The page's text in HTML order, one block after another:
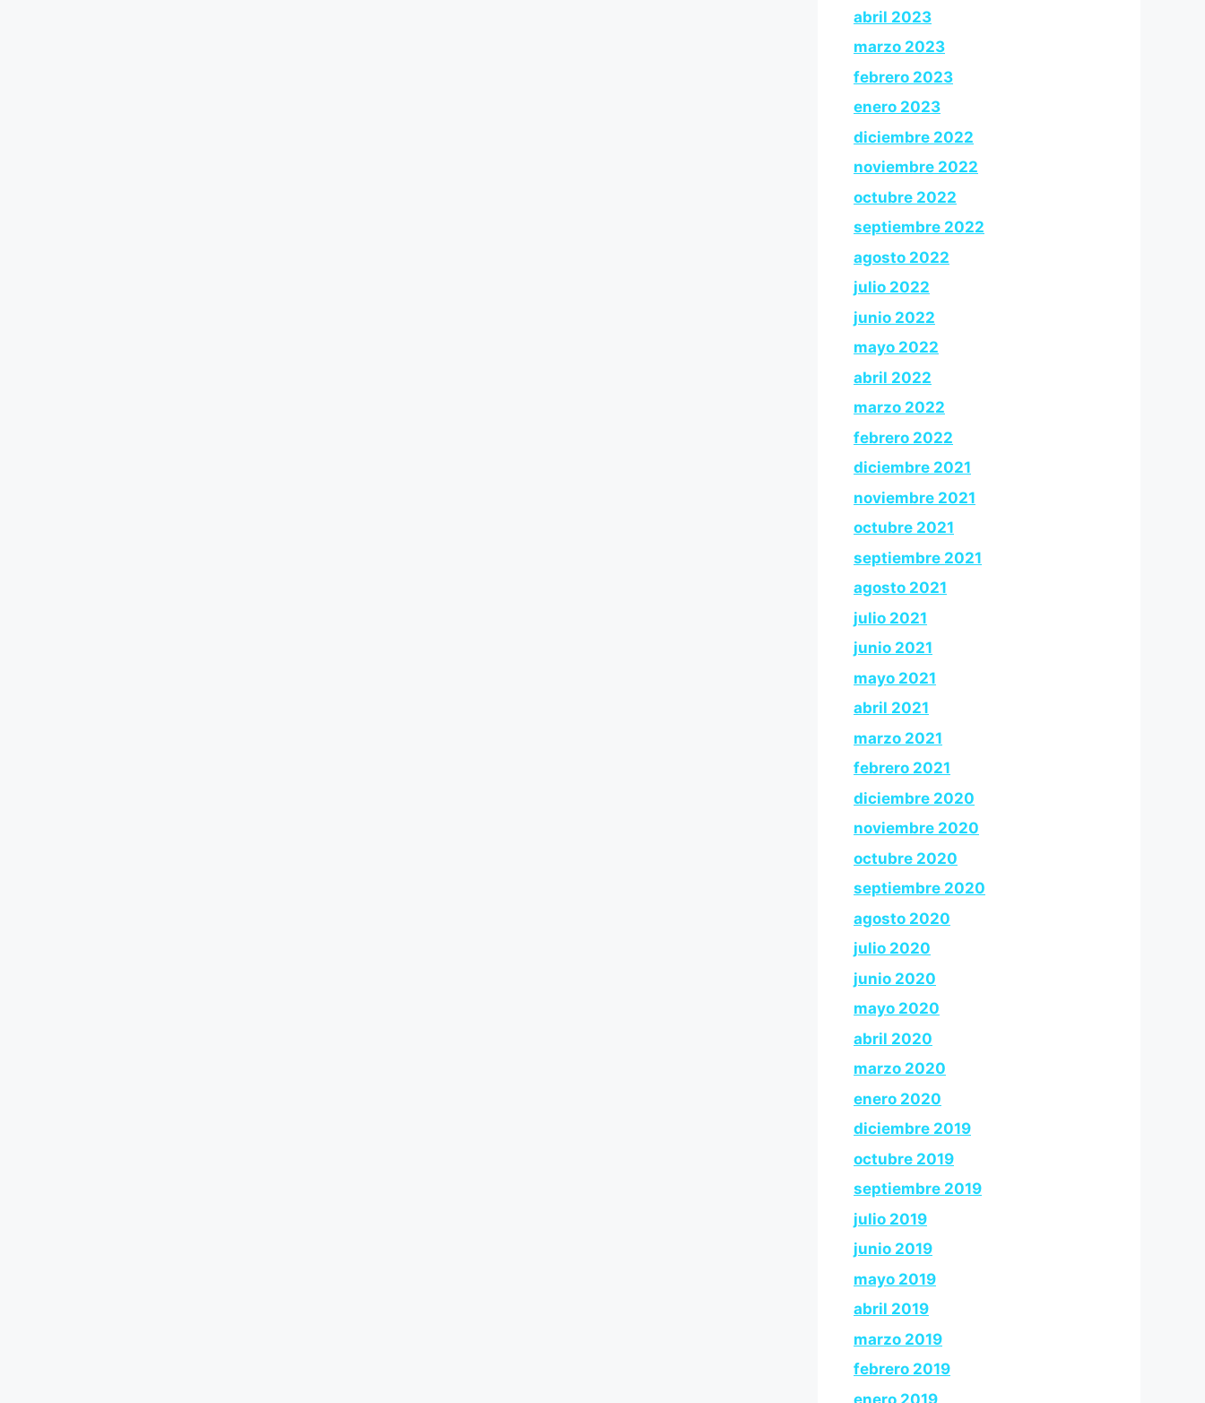
abril 2023
marzo 2023
febrero 2023
enero 2023
diciembre 2022
noviembre 2022
octubre 2022
septiembre 2022
agosto 2022
julio 2022
junio 2022
mayo 2022
abril 2022
marzo 2022
febrero 2022
diciembre 2021
noviembre 2021
octubre 2021
septiembre 2021
agosto 2021
julio 2021
junio 2021
mayo 2021
abril 2021
marzo 2021
febrero 2021
diciembre 2020
noviembre 2020
octubre 2020
septiembre 2020
agosto 2020
julio 2020
junio 2020
mayo 2020
abril 2020
marzo 2020
enero 2020
diciembre 2019
octubre 2019
septiembre 2019
julio 2019
junio 2019
mayo 2019
abril 2019
marzo 2019
febrero 2019
enero 2019